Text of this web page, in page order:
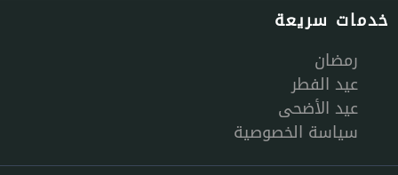
خدمات سريعة
رمضان
عيد الفطر
عيد الأضحى
سياسة الخصوصية